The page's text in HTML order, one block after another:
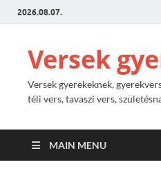
2026.08.07.
Versek
Versek gyerekeknek,
téli vers, tavaszi vers,
MAIN MENU